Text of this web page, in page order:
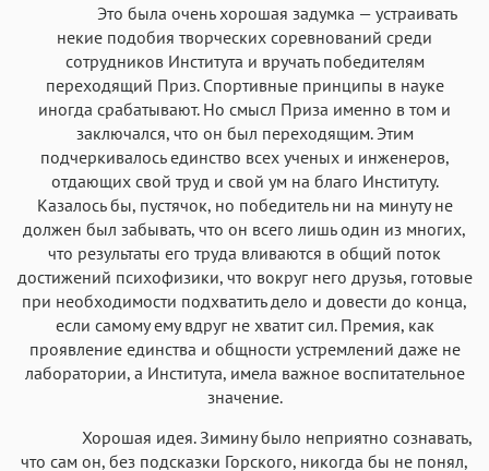
Это была очень хорошая задумка — устраивать
некие подобия творческих соревнований среди
сотрудников Института и вручать победителям
переходящий Приз. Спортивные принципы в науке
иногда срабатывают. Но смысл Приза именно в том и
заключался, что он был переходящим. Этим
подчеркивалось единство всех ученых и инженеров,
отдающих свой труд и свой ум на благо Институту.
Казалось бы, пустячок, но победитель ни на минуту не
должен был забывать, что он всего лишь один из многих,
что результаты его труда вливаются в общий поток
достижений психофизики, что вокруг него друзья, готовые
при необходимости подхватить дело и довести до конца,
если самому ему вдруг не хватит сил. Премия, как
проявление единства и общности устремлений даже не
лаборатории, а Института, имела важное воспитательное
значение.
Хорошая идея. Зимину было неприятно сознавать,
что сам он, без подсказки Горского, никогда бы не понял,